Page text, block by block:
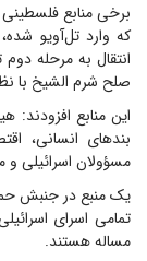
برخی منابع فلسطینی
که وارد تل‌آویو
انتقال به مرحله
صلح شرم الشیخ با
این منابع
بندهای انسانی،
مسؤولان اسرائیلی
یک منبع در جنبش
تمامی اسرای
مساله هستند.